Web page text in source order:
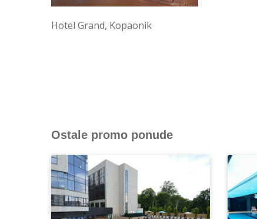
Hotel Grand, Kopaonik
Ostale promo ponude